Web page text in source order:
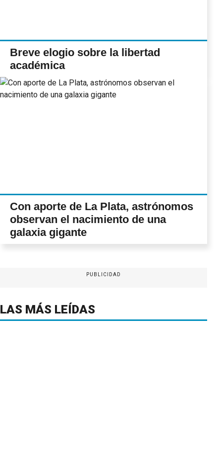
Breve elogio sobre la libertad
académica
Con aporte de La Plata, astrónomos
observan el nacimiento de una
galaxia gigante
PUBLICIDAD
LAS MÁS LEÍDAS